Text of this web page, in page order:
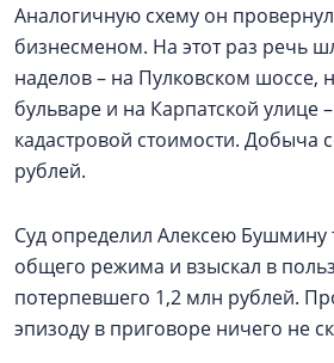
Аналогичную схему он
бизнесменом. На этот раз речь
наделов – на Пулковском шоссе,
бульваре и на Карпатской улице
кадастровой стоимости. Добыча
рублей.
Суд определил Алексею Бушмину
общего режима и взыскал в
потерпевшего 1,2 млн рублей.
эпизоду в приговоре ничего не